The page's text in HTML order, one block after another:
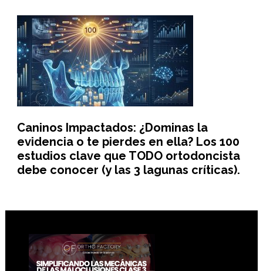
Caninos Impactados: ¿Dominas la
evidencia o te pierdes en ella? Los 100
estudios clave que TODO ortodoncista
debe conocer (y las 3 lagunas críticas).
Footer